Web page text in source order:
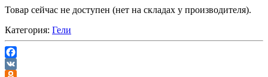
Товар сейчас не доступен (нет на складах у производителя).
Категория: Гели
Facebook